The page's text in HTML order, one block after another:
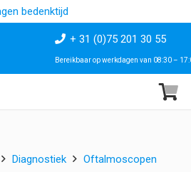
bedenktijd
+ 31 (0)75 201 30 55
Bereikbaar op werkdagen van 08:30 –
Diagnostiek Oftalmoscopen